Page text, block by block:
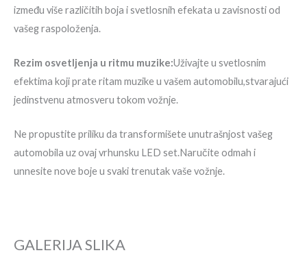
između više različitih boja i svetlosnih efekata u zavisnosti od
vašeg raspoloženja.
Rezim osvetljenja u ritmu muzike:Uživajte u svetlosnim
efektima koji prate ritam muzike u vašem automobilu,stvarajući
jedinstvenu atmosveru tokom vožnje.
Ne propustite priliku da transformišete unutrašnjost vašeg
automobila uz ovaj vrhunsku LED set.Naručite odmah i
unnesite nove boje u svaki trenutak vaše vožnje.
GALERIJA SLIKA